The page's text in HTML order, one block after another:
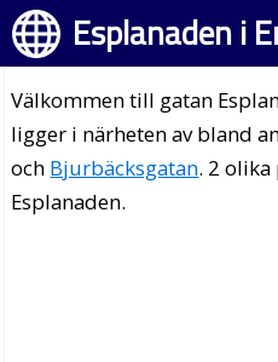
Esplanaden i
Välkommen till gatan
ligger i närheten av bland
och Bjurbäcksgatan. 2
Esplanaden.